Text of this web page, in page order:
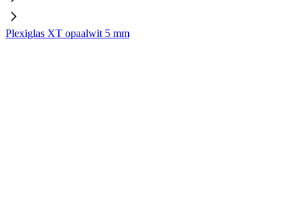
Plexiglas XT opaalwit 5 mm